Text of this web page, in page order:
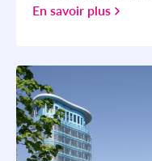
En savoir plus